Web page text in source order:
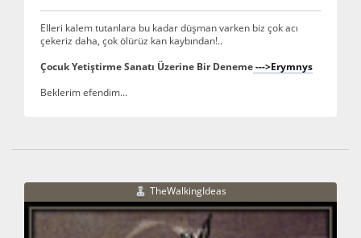
Elleri kalem tutanlara bu kadar düşman varken biz çok acı
çekeriz daha, çok ölürüz kan kaybından!..
Çocuk Yetiştirme Sanatı Üzerine Bir Deneme--->Erymnys
Beklerim efendim...
TheWalkingIdeas